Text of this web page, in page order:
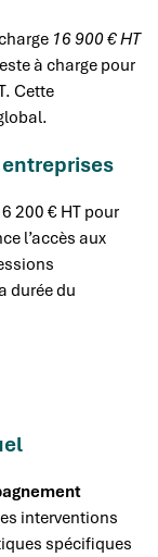
16 900 € HT
à charge pour
Cette
200 € HT pour
l’accès aux
durée du
interventions
spécifiques